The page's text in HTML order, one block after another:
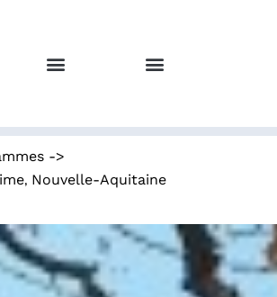
->
, Nouvelle-Aquitaine